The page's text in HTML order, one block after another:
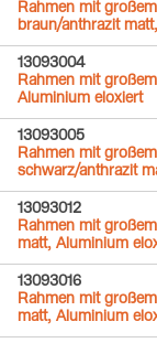
Rahmen mit
braun/anthrazit
13093004
Rahmen mit
Aluminium eloxiert
13093005
Rahmen mit
schwarz/anthrazit
13093012
Rahmen mit
matt, Aluminium
13093016
Rahmen mit
matt, Aluminium